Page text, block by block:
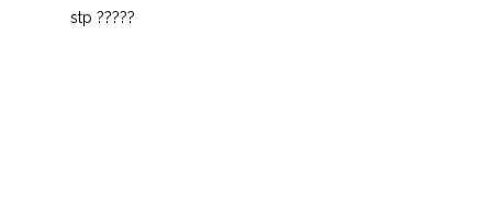
stp ?????